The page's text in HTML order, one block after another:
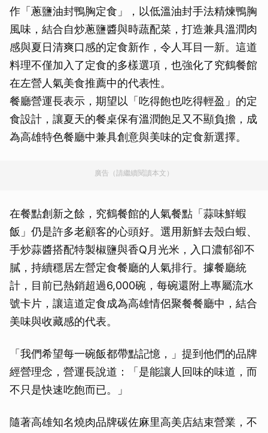
作「蔥鹽油封鴨胸定食」，以低溫油封手法精煉鴨胸
風味，結合自炒蔥鹽醬與時蔬配菜，打造兼具溫潤肉
感與夏日清爽口感的定食新作，令人耳目一新。這道
料理不僅加入了定食的多樣選項，也強化了究鶴餐館
在左營人氣美食推薦中的代表性。
餐廳營運長表示，期望以「吃得飽也吃得輕盈」的定
食設計，讓夏天的餐桌保有溫潤飽足又不顯負擔，成
為高雄特色餐廳中兼具創意與美味的定食新選擇。
廣告（請繼續閱讀本文）
在餐點創新之餘，究鶴餐館的人氣餐點「蒜味鮮蝦
飯」仍是許多老顧客的心頭好。選用新鮮去殼白蝦、
手炒蒜醬搭配特製椒鹽與香Q月光米，入口濃郁卻不
膩，持續穩居左營定食餐廳的人氣排行。據餐廳統
計，目前已熱銷超過6,000碗，每碗還附上專屬流水
號卡片，讓這道定食成為高雄情侶聚餐餐廳中，結合
美味與收藏感的代表。
「我們希望每一碗飯都帶點記憶，」提到他們的品牌
經營理念，營運長說道：「是能讓人回味的味道，而
不只是快速吃飽而已。」
隨著高雄知名燒肉品牌碳佐麻里高美店結束營業，不